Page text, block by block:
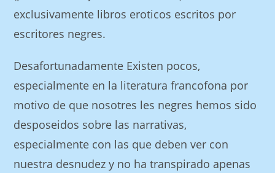
exclusivamente libros eroticos escritos por
escritores negres.
Desafortunadamente Existen pocos,
especialmente en la literatura francofona por
motivo de que nosotres les negres hemos sido
desposeidos sobre las narrativas,
especialmente con las que deben ver con
nuestra desnudez y no ha transpirado apenas